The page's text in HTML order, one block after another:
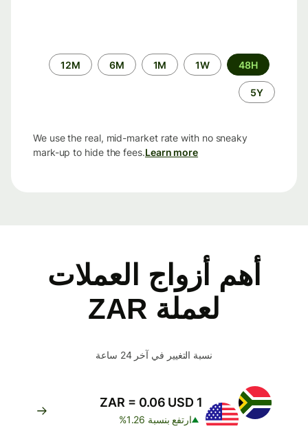
الفترة
الزمنية
48H
1W
1M
6M
12M
5Y
We use the real, mid-market rate with no sneaky
mark-up to hide the fees.Learn more
أهم أزواج العملات
لعملة ZAR
نسبة التغيير في آخر 24 ساعة
1 ZAR = 0.06 USD
ارتفع بنسبة 1.26%